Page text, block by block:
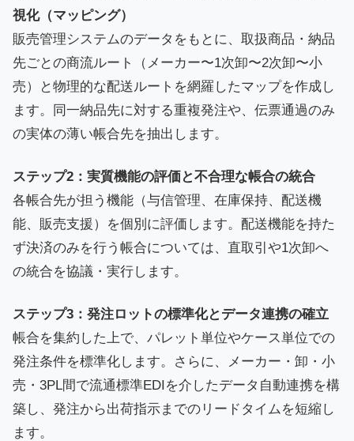
視化（マッピング）
販売管理システムのデータをもとに、取扱商品・納品
先ごとの商流ルート（メーカー〜1次卸〜2次卸〜小
売）と物理的な配送ルートを網羅したマップを作成し
ます。同一納品先に対する重複発注や、伝票通過のみ
の実体の薄い帳合先を抽出します。
ステップ2：実質機能の評価と不合理な帳合の統合
各帳合先が担う機能（与信管理、在庫保持、配送機
能、販売支援）を個別に評価します。配送機能を持た
ず決済のみを行う帳合については、直取引や1次卸へ
の統合を協議・実行します。
ステップ3：発注ロットの標準化とデータ連携の確立
帳合を集約した上で、パレット単位やケース単位での
発注条件を標準化します。さらに、メーカー・卸・小
売・3PL間で流通標準EDIを介したデータ自動連携を構
築し、発注から出荷指示までのリードタイムを短縮し
ます。